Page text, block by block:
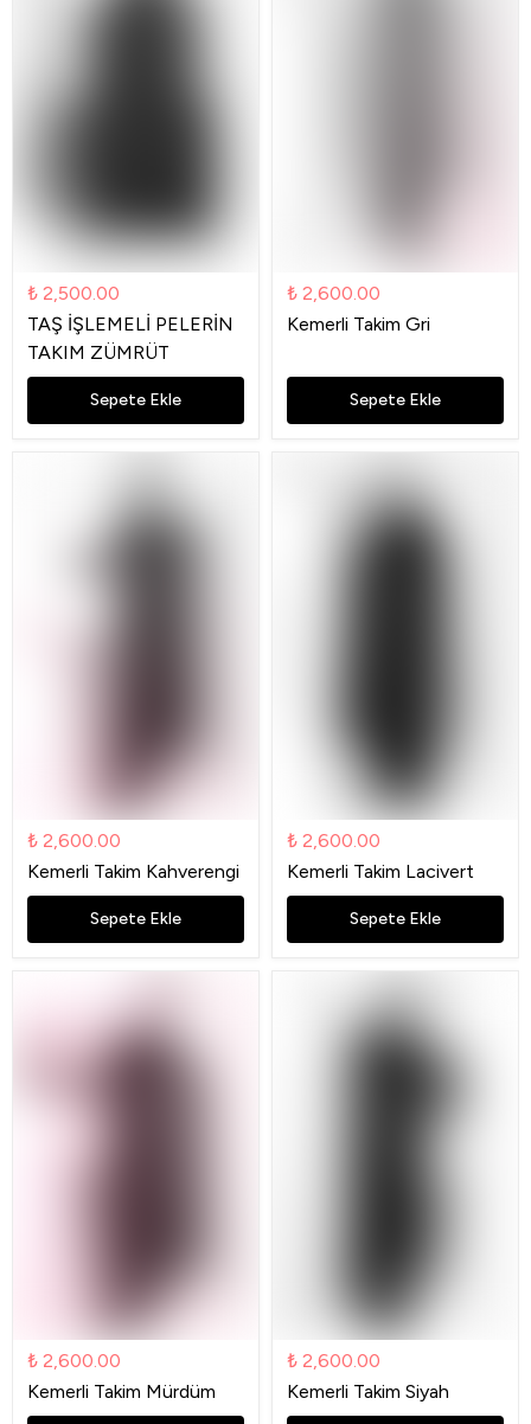
₺ 2,500.00
TAŞ İŞLEMELİ PELERİN
TAKIM ZÜMRÜT
Sepete Ekle
₺ 2,600.00
Kemerli Takim Gri
Sepete Ekle
₺ 2,600.00
Kemerli Takim Kahverengi
Sepete Ekle
₺ 2,600.00
Kemerli Takim Lacivert
Sepete Ekle
₺ 2,600.00
Kemerli Takim Mürdüm
₺ 2,600.00
Kemerli Takim Siyah